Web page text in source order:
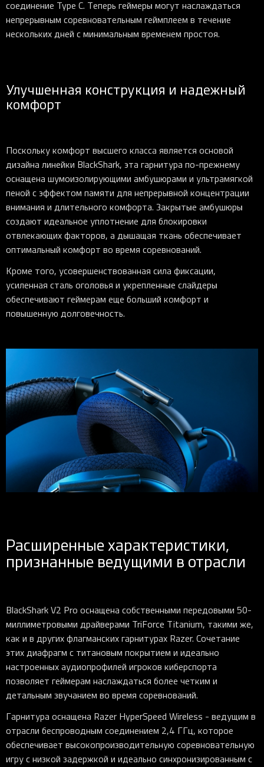
соединение Type C. Теперь геймеры могут наслаждаться
непрерывным соревновательным геймплеем в течение
нескольких дней с минимальным временем простоя.
Улучшенная конструкция и надежный
комфорт
Поскольку комфорт высшего класса является основой
дизайна линейки BlackShark, эта гарнитура по-прежнему
оснащена шумоизолирующими амбушюрами и ультрамягкой
пеной с эффектом памяти для непрерывной концентрации
внимания и длительного комфорта. Закрытые амбушюры
создают идеальное уплотнение для блокировки
отвлекающих факторов, а дышащая ткань обеспечивает
оптимальный комфорт во время соревнований.
Кроме того, усовершенствованная сила фиксации,
усиленная сталь оголовья и укрепленные слайдеры
обеспечивают геймерам еще больший комфорт и
повышенную долговечность.
Расширенные характеристики,
признанные ведущими в отрасли
BlackShark V2 Pro оснащена собственными передовыми 50-
миллиметровыми драйверами TriForce Titanium, такими же,
как и в других флагманских гарнитурах Razer. Сочетание
этих диафрагм с титановым покрытием и идеально
настроенных аудиопрофилей игроков киберспорта
позволяет геймерам наслаждаться более четким и
детальным звучанием во время соревнований.
Гарнитура оснащена Razer HyperSpeed Wireless - ведущим в
отрасли беспроводным соединением 2,4 ГГц, которое
обеспечивает высокопроизводительную соревновательную
игру с низкой задержкой и идеально синхронизированным с